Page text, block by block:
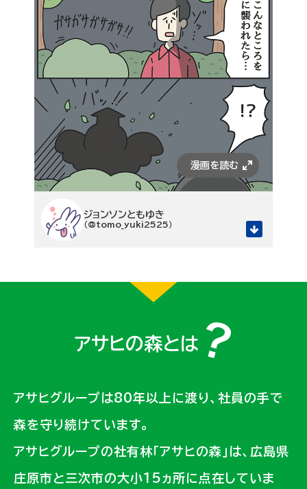
ジョンソンともゆき
（@tomo_yuki2525）
アサヒの森とは
アサヒグループは80年以上に渡り、社員の手で
森を守り続けています。
アサヒグループの社有林「アサヒの森」は、広島県
庄原市と三次市の大小15ヵ所に点在していま